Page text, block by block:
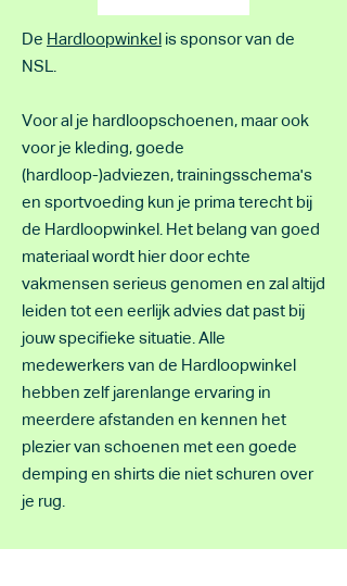
De Hardloopwinkel is sponsor van de
NSL.
Voor al je hardloopschoenen, maar ook
voor je kleding, goede
(hardloop-)adviezen, trainingsschema's
en sportvoeding kun je prima terecht bij
de Hardloopwinkel. Het belang van goed
materiaal wordt hier door echte
vakmensen serieus genomen en zal altijd
leiden tot een eerlijk advies dat past bij
jouw specifieke situatie. Alle
medewerkers van de Hardloopwinkel
hebben zelf jarenlange ervaring in
meerdere afstanden en kennen het
plezier van schoenen met een goede
demping en shirts die niet schuren over
je rug.